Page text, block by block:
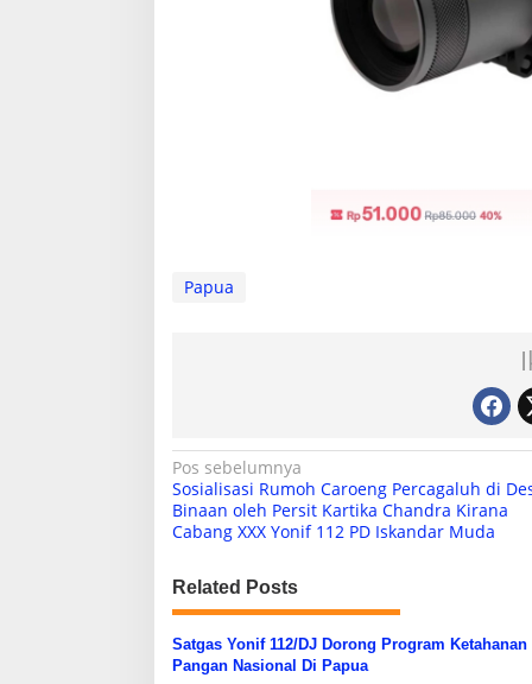
Papua
N
a
v
i
g
a
s
Pos sebelumnya
Sosialisasi Rumoh Caroeng Percagaluh di
Binaan oleh Persit Kartika Chandra Kirana
Cabang XXX Yonif 112 PD Iskandar Muda
Related Posts
Satgas Yonif 112/DJ Dorong Program Ketahanan
Pangan Nasional Di Papua